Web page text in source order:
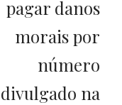
pagar danos
morais por
número
divulgado na